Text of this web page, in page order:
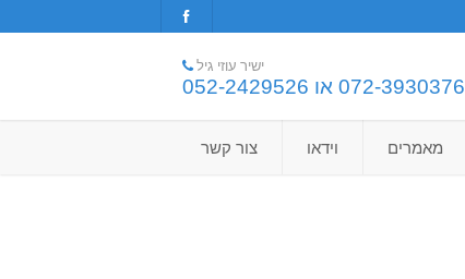
ישיר עוזי גיל
072-3930376 או 052-2429526
מאמרים וידאו צור קשר